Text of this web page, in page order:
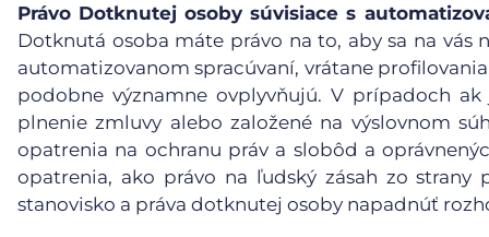
Právo Dotknutej osoby súvisiace s
Dotknutá osoba máte právo na to, aby sa na vás
automatizovanom spracúvaní, vrátane
podobne významne ovplyvňujú. V prípadoch
plnenie zmluvy alebo založené na výslovnom
opatrenia na ochranu práv a slobôd a
opatrenia, ako právo na ľudský zásah zo
stanovisko a práva dotknutej osoby napadnúť